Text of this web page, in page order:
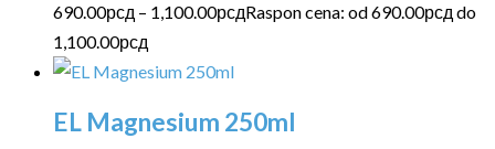
690.00рсд – 1,100.00рсдRaspon cena: od 690.00рсд do
1,100.00рсд
EL Magnesium 250ml